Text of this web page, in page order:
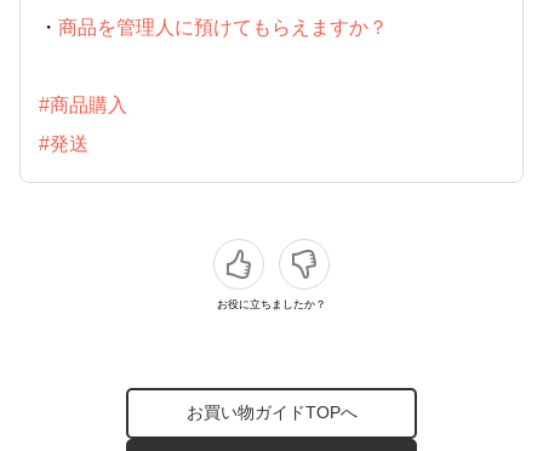
・ 商品を管理人に預けてもらえますか？
#商品購入
#発送
お役に立ちましたか？
お買い物ガイドTOPへ